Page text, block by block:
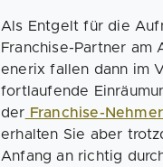
Als Entgelt für die
Franchise-Partner
enerix fallen dann im
fortlaufende
der Franchise-Nehmer
erhalten Sie aber
Anfang an richtig